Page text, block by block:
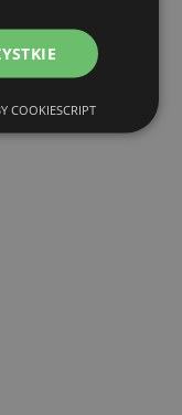
COOKIESCRIPT